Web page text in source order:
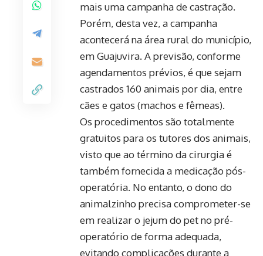
mais uma campanha de castração.
Porém, desta vez, a campanha
acontecerá na área rural do município,
em Guajuvira. A previsão, conforme
agendamentos prévios, é que sejam
castrados 160 animais por dia, entre
cães e gatos (machos e fêmeas).
Os procedimentos são totalmente
gratuitos para os tutores dos animais,
visto que ao término da cirurgia é
também fornecida a medicação pós-
operatória. No entanto, o dono do
animalzinho precisa comprometer-se
em realizar o jejum do pet no pré-
operatório de forma adequada,
evitando complicações durante a